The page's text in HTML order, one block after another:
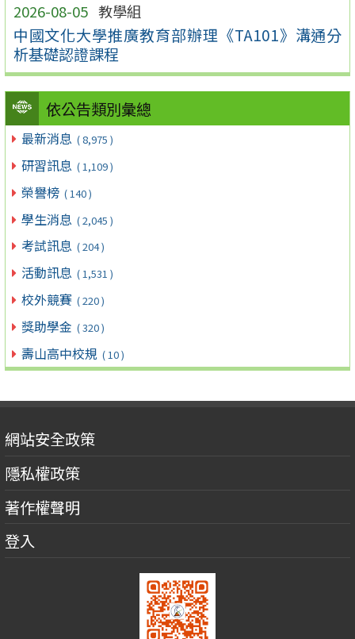
2026-08-05 教學組
中國文化大學推廣教育部辦理《TA101》溝通分
析基礎認證課程
依公告類別彙總
最新消息 ( 8,975 )
研習訊息 ( 1,109 )
榮譽榜 ( 140 )
學生消息 ( 2,045 )
考試訊息 ( 204 )
活動訊息 ( 1,531 )
校外競賽 ( 220 )
獎助學金 ( 320 )
壽山高中校規 ( 10 )
網站安全政策
隱私權政策
著作權聲明
登入